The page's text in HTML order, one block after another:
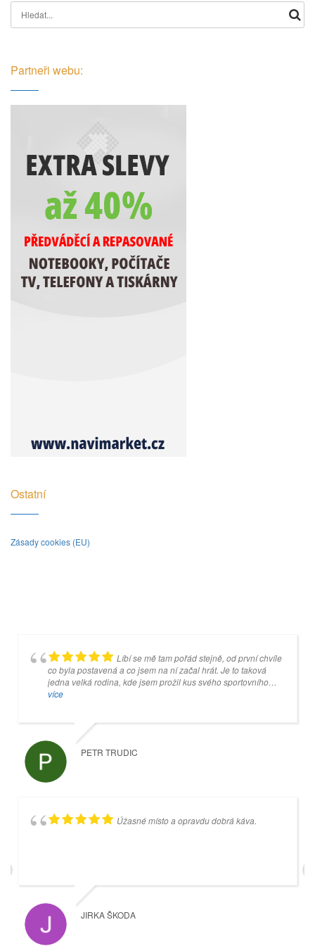
Search for:
Partneři webu:
Ostatní
Zásady cookies (EU)
Líbí se mě tam pořád stejně, od první chvíle
co byla postavená a co jsem na ní začal hrát. Je to taková
jedna velká rodina, kde jsem prožil kus svého sportovního
života a kam rád chodím.
více
PETR TRUDIC
Úžasné místo a opravdu dobrá káva.
JIRKA ŠKODA
Je to super místo, ale jakmile se koulí
dotknete šedivé desky, tak pan Mankovecký (správce) na vás
začne křičet, tak nebudete vystrašení, ale budete z něho mít
srandu celý další týden.
více
VEVRIS96 OK
Příjemné prostředí. Hospůdka s dobrými
MIROSLAV SIXTA